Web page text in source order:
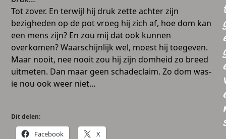
Tot zover. En terwijl hij druk zette achter zijn
bezigheden op de pot vroeg hij zich af, hoe dom kan
een mens zijn? En zou mij dat ook kunnen
overkomen? Waarschijnlijk wel, moest hij toegeven.
Maar nooit, nee nooit zou hij zijn domheid zo breed
uitmeten. Dan maar geen schadeclaim. Zo dom was-
ie nou ook weer niet…
Dit delen:
Facebook X
t